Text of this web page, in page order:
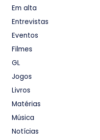
Em alta
Entrevistas
Eventos
Filmes
GL
Jogos
Livros
Matérias
Música
Notícias